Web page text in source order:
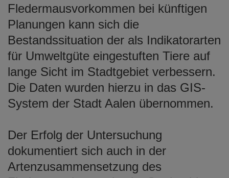
Fledermausvorkommen bei künftigen
Planungen kann sich die
Bestandssituation der als Indikatorarten
für Umweltgüte eingestuften Tiere auf
lange Sicht im Stadtgebiet verbessern.
Die Daten wurden hierzu in das GIS-
System der Stadt Aalen übernommen.
Der Erfolg der Untersuchung
dokumentiert sich auch in der
Artenzusammensetzung des